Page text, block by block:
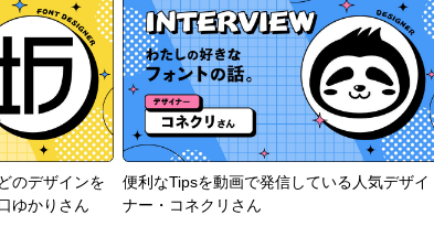
のデザインを
ゆかりさん
便利なTipsを動画で発信している人気デザイ
ナー・コネクリさん